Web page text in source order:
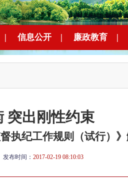
| 信息公开 | 廉政教育 |
突出刚性约束
纪工作规则（试行）》
发布时间： 2017-02-19 08:10:03